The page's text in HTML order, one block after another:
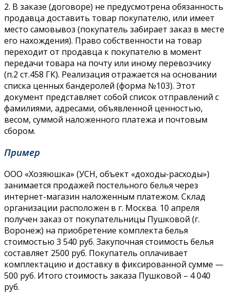
2. В заказе (договоре) не предусмотрена обязанность
продавца доставить товар покупателю, или имеет
место самовывоз (покупатель забирает заказ в месте
его нахождения). Право собственности на товар
переходит от продавца к покупателю в момент
передачи товара на почту или иному перевозчику
(п.2 ст.458 ГК). Реализация отражается на основании
списка ценных бандеролей (форма №103). Этот
документ представляет собой список отправлений с
фамилиями, адресами, объявленной ценностью,
весом, суммой наложенного платежа и почтовым
сбором.
Пример
ООО «Хозяюшка» (УСН, объект «доходы-расходы»)
занимается продажей постельного белья через
интернет-магазин наложенным платежом. Склад
организации расположен в г. Москва. 10 апреля
получен заказ от покупательницы Пушковой (г.
Воронеж) на приобретение комплекта белья
стоимостью 3 540 руб. Закупочная стоимость белья
составляет 2500 руб. Покупатель оплачивает
комплектацию и доставку в фиксированной сумме —
500 руб. Итого стоимость заказа Пушковой – 4 040
руб.